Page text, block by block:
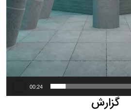
00:24
گزارش